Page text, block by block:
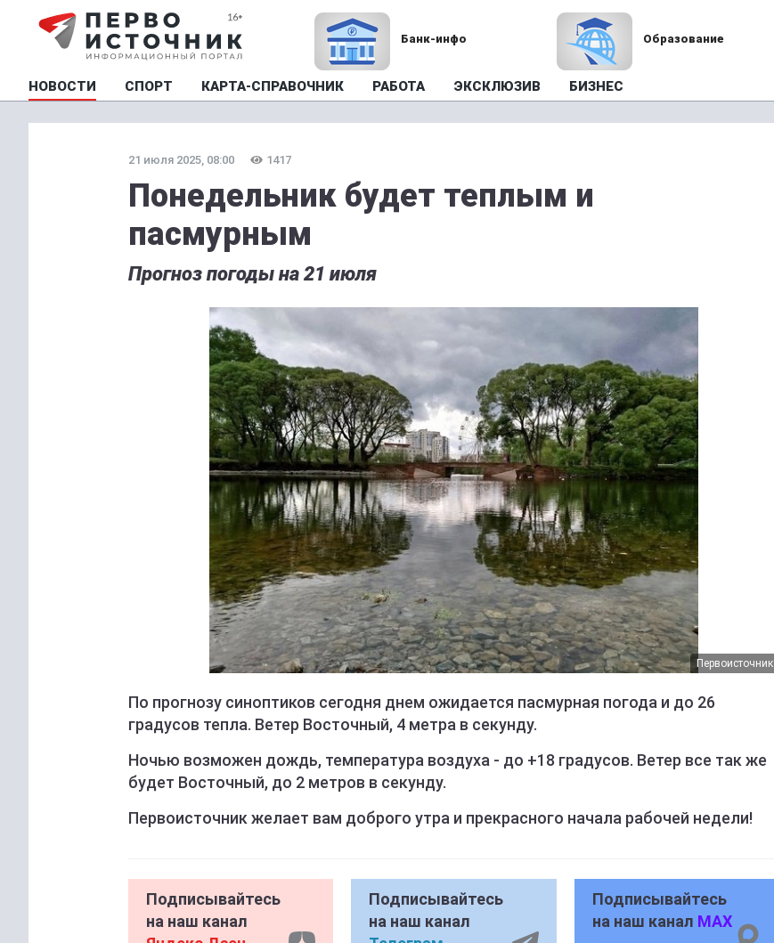
Банк-инфо Образование
НОВОСТИ СПОРТ КАРТА-СПРАВОЧНИК РАБОТА ЭКСКЛЮЗИВ БИЗНЕС
21 июля 2025, 08:00 1417
Понедельник будет теплым и
пасмурным
Прогноз погоды на 21 июля
Первоисточник
По прогнозу синоптиков сегодня днем ожидается пасмурная погода и до 26
градусов тепла. Ветер Восточный, 4 метра в секунду.
Ночью возможен дождь, температура воздуха - до +18 градусов. Ветер все так же
будет Восточный, до 2 метров в секунду.
Первоисточник желает вам доброго утра и прекрасного начала рабочей недели!
Подписывайтесь
на наш канал
Подписывайтесь
на наш канал
Подписывайтесь
на наш канал MAX